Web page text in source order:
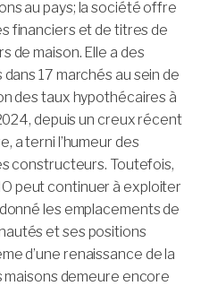
au pays; la société offre
financiers et de titres de
de maison. Elle a des
17 marchés au sein de
des taux hypothécaires à
depuis un creux récent
a terni l’humeur des
constructeurs. Toutefois,
peut continuer à exploiter
les emplacements de
et ses positions
d’une renaissance de la
maisons demeure encore